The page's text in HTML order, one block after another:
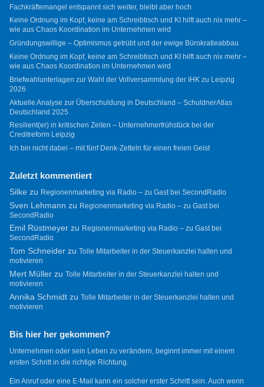
Fachkräftemangel entspannt sich weiter, bleibt aber hoch
Keine Ordnung im Kopf, keine am Schreibtisch und KI hilft auch nix mehr –
wie aus Chaos Koordination im Unternehmen wird
Gründungswillige – Optimismus getrübt und der ewige Bürokratieabbau
Keine Ordnung im Kopf, keine am Schreibtisch und KI hilft auch nix mehr –
wie aus Chaos Koordination im Unternehmen wird
Briefwahlunterlagen zur Wahl der Vollversammlung der IHK zu Leipzig
2026
Aktuelle Analyse zur Überschuldung in Deutschland – SchuldnerAtlas
Deutschland 2025
Resilient(er) in kritischen Zeiten – Unternehmerfrühstück bei der
Creditreform Leipzig
Ich bin nicht dabei – mit fünf Denk-Zetteln für einen freien Geist
Zuletzt kommentiert
Silkezu Regionenmarketing via Radio – zu Gast bei SecondRadio
Sven Lehmann zu Regionenmarketing via Radio – zu Gast bei
SecondRadio
Emil Rüstmeyerzu Regionenmarketing via Radio – zu Gast bei
SecondRadio
Tom Schneiderzu Tolle Mitarbeiter in der Steuerkanzlei halten und
motivieren
Mert Müllerzu Tolle Mitarbeiter in der Steuerkanzlei halten und
motivieren
Annika Schmidtzu Tolle Mitarbeiter in der Steuerkanzlei halten und
motivieren
Bis hier her gekommen?
Unternehmen oder sein Leben zu verändern, beginnt immer mit einem
ersten Schritt in die richtige Richtung.
Ein Anruf oder eine E-Mail kann ein solcher erster Schritt sein. Auch wenn